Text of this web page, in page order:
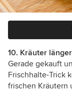
10. Kräuter
Gerade gekauft
Frischhalte-Trick
frischen Kräutern